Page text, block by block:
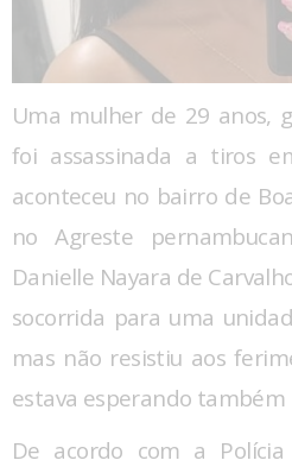
Uma mulher de 29 anos,
foi assassinada a tiros
aconteceu no bairro de
no Agreste
Danielle Nayara de
socorrida para uma
mas não resistiu aos
estava esperando
De acordo com a